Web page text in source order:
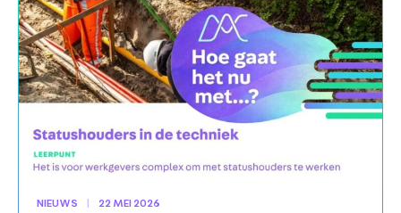
NIEUWS 22 MEI 2026